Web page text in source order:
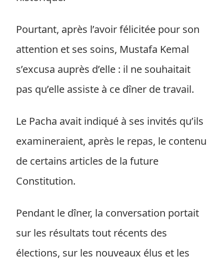
Pourtant, après l’avoir félicitée pour son
attention et ses soins, Mustafa Kemal
s’excusa auprès d’elle : il ne souhaitait
pas qu’elle assiste à ce dîner de travail.
Le Pacha avait indiqué à ses invités qu’ils
examineraient, après le repas, le contenu
de certains articles de la future
Constitution.
Pendant le dîner, la conversation portait
sur les résultats tout récents des
élections, sur les nouveaux élus et les